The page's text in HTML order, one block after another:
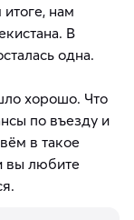
нам
В
одна.
хорошо. Что
по въезду и
в такое
вы любите